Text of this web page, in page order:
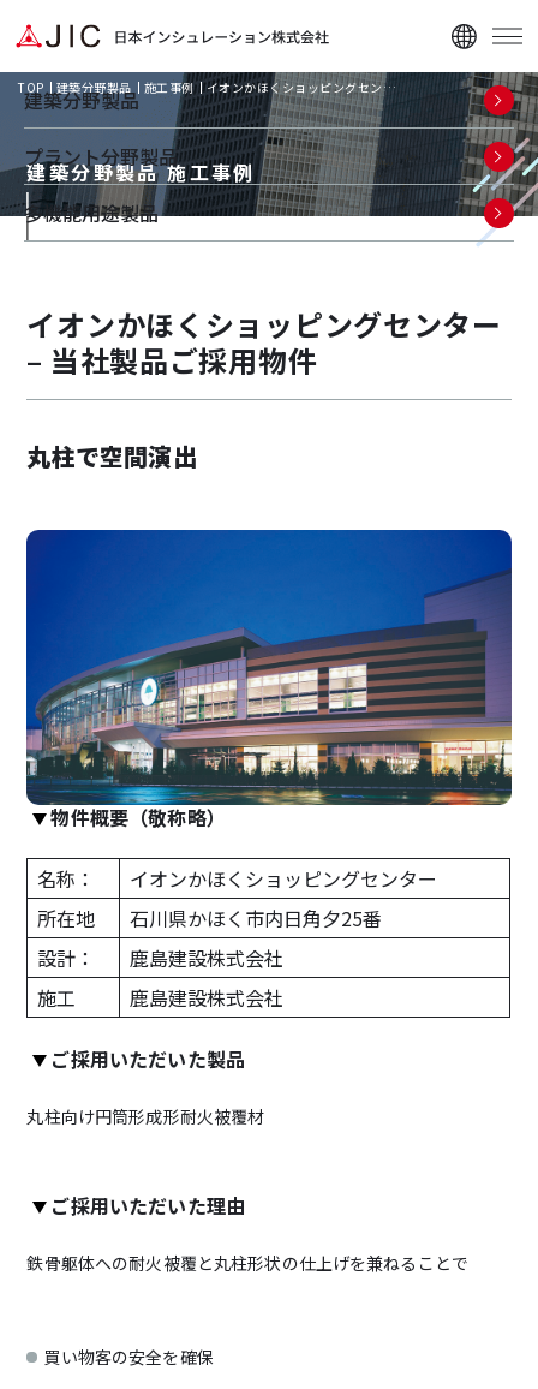
建築分野製品
プラント分野製品
多機能用途製品
ニュース
資料ダウンロード
サステナビリティ JICの環境Works
TOP 建築分野製品 施工事例 イオンかほくショッピングセン…
建築分野製品 施工事例
イオンかほくショッピングセンター
– 当社製品ご採用物件
丸柱で空間演出
物件概要（敬称略）
名称：
イオンかほくショッピングセンター
所在地
石川県かほく市内日角夕25番
設計：
鹿島建設株式会社
施工
鹿島建設株式会社
ご採用いただいた製品
丸柱向け円筒形成形耐火被覆材
ご採用いただいた理由
鉄骨躯体への耐火被覆と丸柱形状の仕上げを兼ねることで
買い物客の安全を確保